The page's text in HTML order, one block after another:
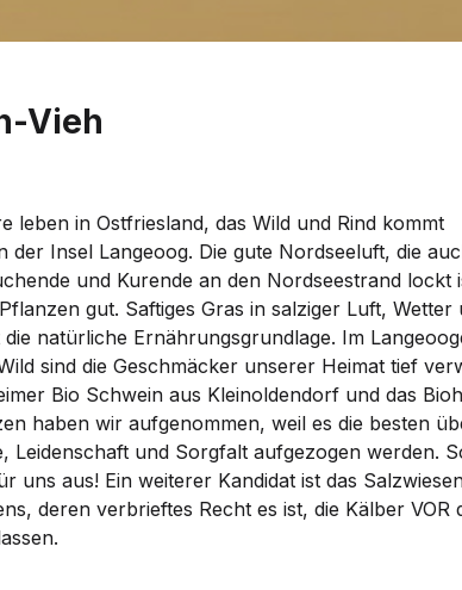
Vieh
leben in Ostfriesland, das Wild und Rind kommt
der Insel Langeoog. Die gute Nordseeluft, die
und Kurende an den Nordseestrand lockt
gut. Saftiges Gras in salziger Luft, Wetter
natürliche Ernährungsgrundlage. Im
sind die Geschmäcker unserer Heimat tief
Bio Schwein aus Kleinoldendorf und das
haben wir aufgenommen, weil es die besten
Leidenschaft und Sorgfalt aufgezogen werden.
uns aus! Ein weiterer Kandidat ist das
deren verbrieftes Recht es ist, die Kälber VOR